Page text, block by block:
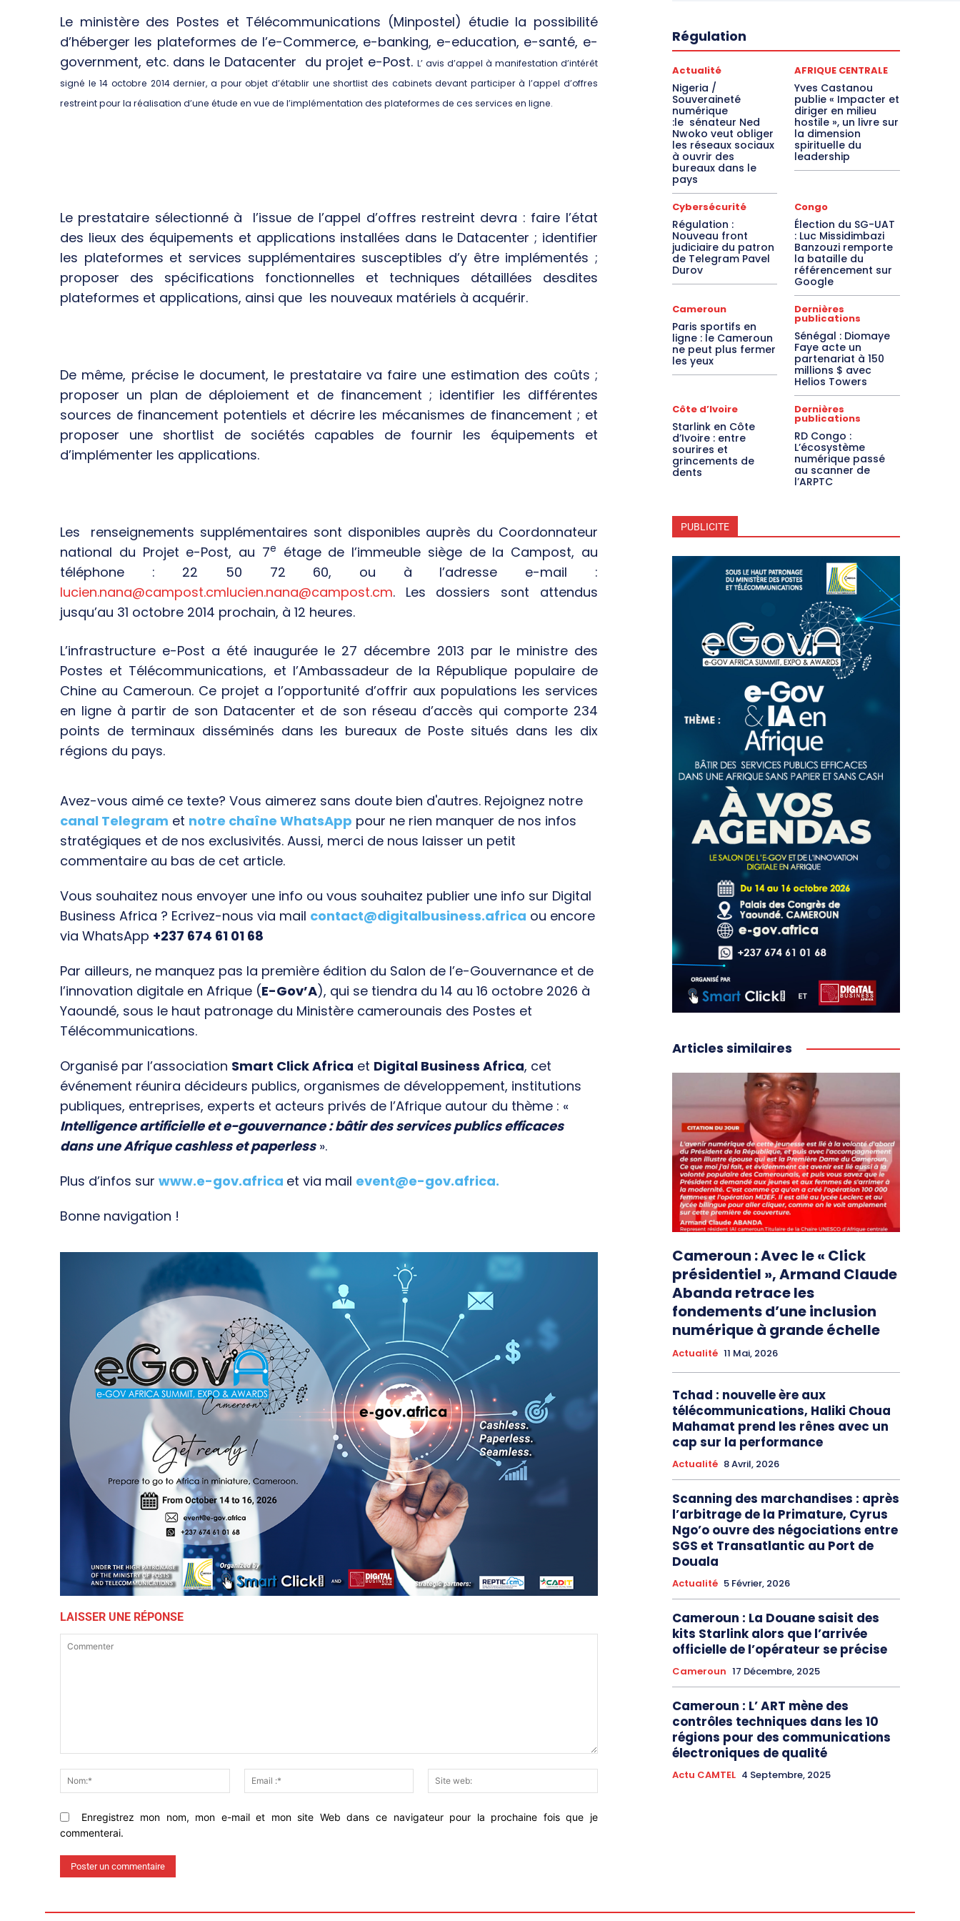
Le ministère des Postes et Télécommunications (Minpostel) étudie la possibilité
d’héberger les plateformes de l’e-Commerce, e-banking, e-education, e-santé, e-
government, etc. dans le Datacenter du projet e-Post. L’ avis d’appel à manifestation d’intérêt
signé le 14 octobre 2014 dernier, a pour objet d’établir une shortlist des cabinets devant participer à l’appel d’offres
restreint pour la réalisation d’une étude en vue de l’implémentation des plateformes de ces services en ligne.
Le prestataire sélectionné à l’issue de l’appel d’offres restreint devra : faire l’état
des lieux des équipements et applications installées dans le Datacenter ; identifier
les plateformes et services supplémentaires susceptibles d’y être implémentés ;
proposer des spécifications fonctionnelles et techniques détaillées desdites
plateformes et applications, ainsi que les nouveaux matériels à acquérir.
De même, précise le document, le prestataire va faire une estimation des coûts ;
proposer un plan de déploiement et de financement ; identifier les différentes
sources de financement potentiels et décrire les mécanismes de financement ; et
proposer une shortlist de sociétés capables de fournir les équipements et
d’implémenter les applications.
Les renseignements supplémentaires sont disponibles auprès du Coordonnateur
national du Projet e-Post, au 7e
étage de l’immeuble siège de la Campost, au
téléphone : 22 50 72 60, ou à l’adresse e-mail :
lucien.nana@campost.cmlucien.nana@campost.cm. Les dossiers sont attendus
jusqu’au 31 octobre 2014 prochain, à 12 heures.
L’infrastructure e-Post a été inaugurée le 27 décembre 2013 par le ministre des
Postes et Télécommunications, et l’Ambassadeur de la République populaire de
Chine au Cameroun. Ce projet a l’opportunité d’offrir aux populations les services
en ligne à partir de son Datacenter et de son réseau d’accès qui comporte 234
points de terminaux disséminés dans les bureaux de Poste situés dans les dix
régions du pays.
Avez-vous aimé ce texte? Vous aimerez sans doute bien d'autres. Rejoignez notre
canal Telegram et notre chaîne WhatsApp pour ne rien manquer de nos infos
stratégiques et de nos exclusivités. Aussi, merci de nous laisser un petit
commentaire au bas de cet article.
Vous souhaitez nous envoyer une info ou vous souhaitez publier une info sur Digital
Business Africa ? Ecrivez-nous via mail contact@digitalbusiness.africa ou encore
via WhatsApp +237 674 61 01 68
Par ailleurs, ne manquez pas la première édition du Salon de l’e-Gouvernance et de
l’innovation digitale en Afrique (E-Gov’A), qui se tiendra du 14 au 16 octobre 2026 à
Yaoundé, sous le haut patronage du Ministère camerounais des Postes et
Télécommunications.
Organisé par l’association Smart Click Africa et Digital Business Africa, cet
événement réunira décideurs publics, organismes de développement, institutions
publiques, entreprises, experts et acteurs privés de l’Afrique autour du thème : «
Intelligence artificielle et e-gouvernance : bâtir des services publics efficaces
dans une Afrique cashless et paperless».
Plus d’infos sur www.e-gov.africa et via mail event@e-gov.africa.
Bonne navigation !
LAISSER UNE RÉPONSE
Nom:*
Email
:*
web:
Enregistrez mon nom, mon e-mail et mon site Web dans ce navigateur pour la prochaine fois que je
commenterai.
Régulation
Actualité
Nigeria /
Souveraineté
numérique
:le sénateur Ned
Nwoko veut obliger
les réseaux sociaux
à ouvrir des
bureaux dans le
pays
AFRIQUE CENTRALE
Yves Castanou
publie « Impacter et
diriger en milieu
hostile », un livre sur
la dimension
spirituelle du
leadership
Cybersécurité
Régulation :
Nouveau front
judiciaire du patron
de Telegram Pavel
Durov
Congo
Élection du SG-UAT
: Luc Missidimbazi
Banzouzi remporte
la bataille du
référencement sur
Google
Cameroun
Paris sportifs en
ligne : le Cameroun
ne peut plus fermer
les yeux
Dernières
publications
Sénégal : Diomaye
Faye acte un
partenariat à 150
millions $ avec
Helios Towers
Côte d’Ivoire
Starlink en Côte
d’Ivoire : entre
sourires et
grincements de
dents
Dernières
publications
RD Congo :
L’écosystème
numérique passé
au scanner de
l’ARPTC
PUBLICITE
Articles similaires
Cameroun : Avec le « Click
présidentiel », Armand Claude
Abanda retrace les
fondements d’une inclusion
numérique à grande échelle
Actualité 11 Mai, 2026
Tchad : nouvelle ère aux
télécommunications, Haliki Choua
Mahamat prend les rênes avec un
cap sur la performance
Actualité 8 Avril, 2026
Scanning des marchandises : après
l’arbitrage de la Primature, Cyrus
Ngo’o ouvre des négociations entre
SGS et Transatlantic au Port de
Douala
Actualité 5 Février, 2026
Cameroun : La Douane saisit des
kits Starlink alors que l’arrivée
officielle de l’opérateur se précise
Cameroun 17 Décembre, 2025
Cameroun : L’ ART mène des
contrôles techniques dans les 10
régions pour des communications
électroniques de qualité
Actu CAMTEL 4 Septembre, 2025